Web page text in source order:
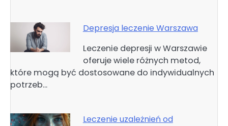
Depresja leczenie Warszawa
Leczenie depresji w Warszawie
oferuje wiele różnych metod,
które mogą być dostosowane do indywidualnych
potrzeb…
Leczenie uzależnień od